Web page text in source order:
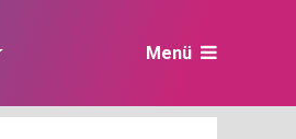
Menü